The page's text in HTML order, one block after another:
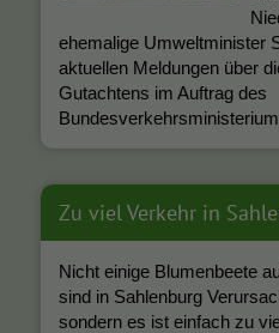
ehemalige Umweltminister
aktuellen Meldungen über
Gutachtens im Auftrag des
Zu viel Verkehr in
Nicht einige Blumenbeete
sind in Sahlenburg
sondern es ist einfach zu